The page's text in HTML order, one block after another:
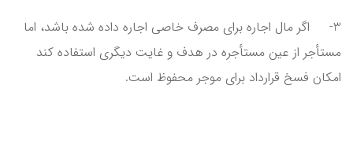
3- اگر مال اجاره برای مصرف خاصی اجاره داده شده باشد، اما
مستأجر از عین مستأجره در هدف و غایت دیگری استفاده کند
امکان فسخ قرارداد برای موجر محفوظ است.